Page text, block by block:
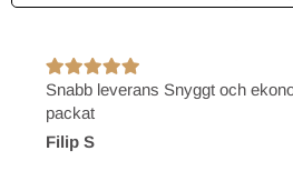
Snabb leverans Snyggt och ekonomiskt
packat
Filip S